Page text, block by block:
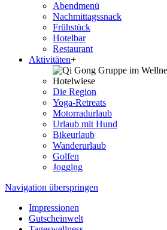
Abendmenü
Nachmittagssnack
Frühstück
Hotelbar
Restaurant
Aktivitäten+
Die Region
Yoga-Retreats
Motorradurlaub
Urlaub mit Hund
Bikeurlaub
Wanderurlaub
Golfen
Jogging
Navigation überspringen
Impressionen
Gutscheinwelt